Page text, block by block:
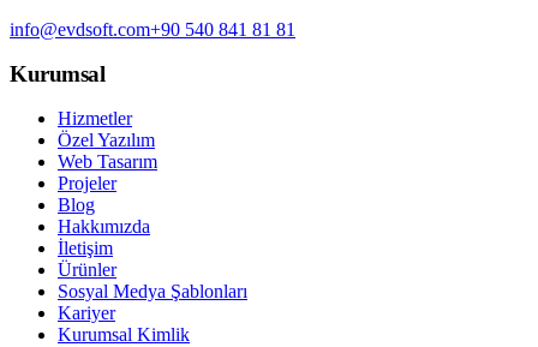
info@evdsoft.com+90 540 841 81 81
Kurumsal
Hizmetler
Özel Yazılım
Web Tasarım
Projeler
Blog
Hakkımızda
İletişim
Ürünler
Sosyal Medya Şablonları
Kariyer
Kurumsal Kimlik